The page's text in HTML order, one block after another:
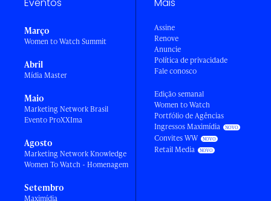
Março
Women to Watch Summit
Abril
Mídia Master
Maio
Marketing Network Brasil
Evento ProXXIma
Agosto
Marketing Network Knowledge
Women To Watch - Homenagem
Setembro
Maximídia
Assine
Renove
Anuncie
Política de privacidade
Fale conosco
Edição semanal
Women to Watch
Portfólio de Agências
Ingressos Maximídia
Convites WW
Retail Media